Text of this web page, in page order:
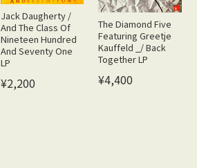
Jack Daugherty /
And The Class Of
Nineteen Hundred
And Seventy One
LP
¥2,200
The Diamond Five
Featuring Greetje
Kauffeld _/ Back
Together LP
¥4,400